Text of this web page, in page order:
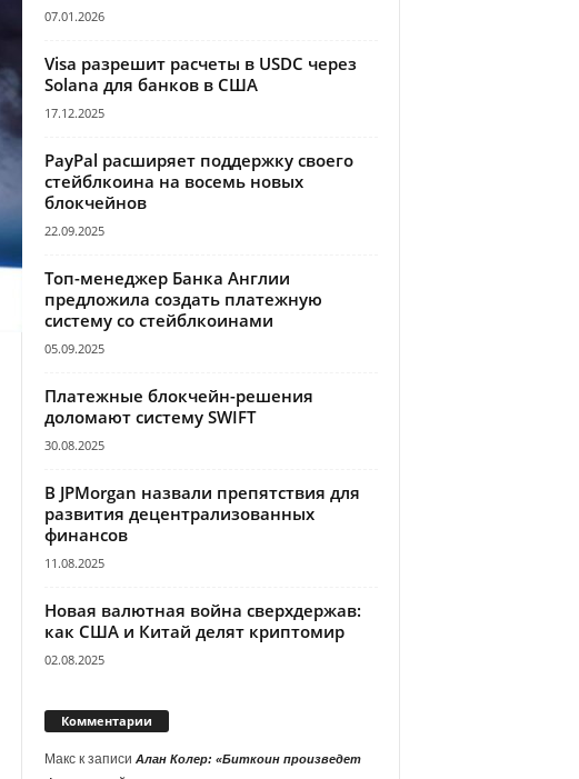
07.01.2026
Visa разрешит расчеты в USDC через
Solana для банков в США
17.12.2025
PayPal расширяет поддержку своего
стейблкоина на восемь новых
блокчейнов
22.09.2025
Топ-менеджер Банка Англии
предложила создать платежную
систему со стейблкоинами
05.09.2025
Платежные блокчейн-решения
доломают систему SWIFT
30.08.2025
В JPMorgan назвали препятствия для
развития децентрализованных
финансов
11.08.2025
Новая валютная война сверхдержав:
как США и Китай делят криптомир
02.08.2025
Комментарии
Макск записи Алан Колер: «Биткоин произведет